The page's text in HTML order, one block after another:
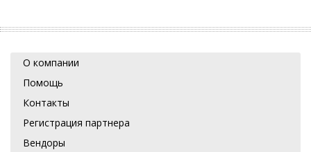
О компании
Помощь
Контакты
Регистрация партнера
Вендоры